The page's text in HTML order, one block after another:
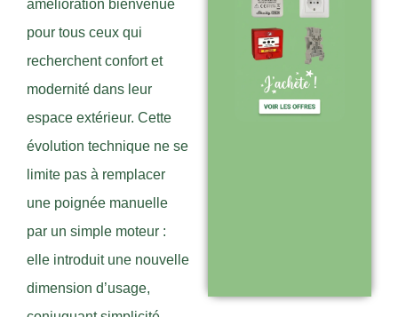
amélioration bienvenue
pour tous ceux qui
recherchent confort et
modernité dans leur
espace extérieur. Cette
évolution technique ne se
limite pas à remplacer
une poignée manuelle
par un simple moteur :
elle introduit une nouvelle
dimension d’usage,
24-48h :
livraison rapide
après validation
de commande